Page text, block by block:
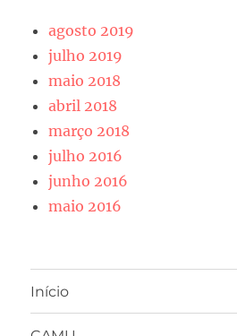
agosto 2019
julho 2019
maio 2018
abril 2018
março 2018
julho 2016
junho 2016
maio 2016
Início